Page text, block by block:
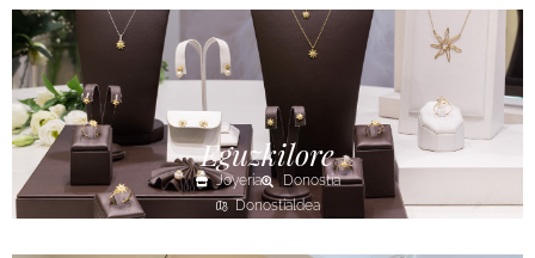
Eguzkilore
Joyería
Donostia
Donostialdea